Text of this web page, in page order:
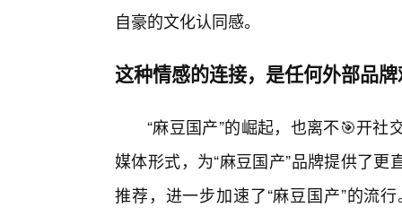
自豪的文化认同感。
这种情感的连接，是任何外部品
“麻豆国产”的崛起，也离不🎯开
媒体形式，为“麻豆国产”品牌提供了
推荐，进一步加速了“麻豆国产”的流